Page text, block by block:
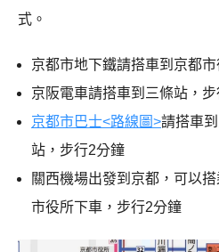
式。
京都市地下鐵請搭車到京都
京阪電車請搭車到三條站，
京都市巴士<路線圖>請搭車
站，步行2分鐘
關西機場出發到京都，可以搭
市役所下車，步行2分鐘